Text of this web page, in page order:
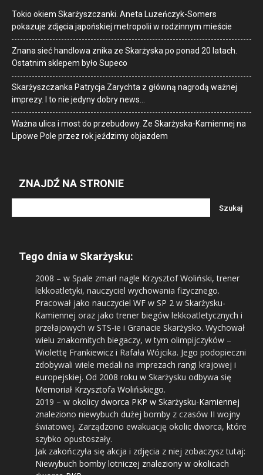
Tokio okiem Skarżyszczanki. Aneta Luzeńczyk-Somers
pokazuje zdjęcia japońskiej metropolii w rodzinnym mieście
Znana sieć handlowa znika ze Skarżyska po ponad 20 latach.
Ostatnim sklepem było Supeco
Skarżyszczanka Patrycja Zarychta z główną nagrodą ważnej
imprezy. I to nie jedyny dobry news…
Ważna ulica i most do przebudowy. Ze Skarżyska-Kamiennej na
Lipowe Pole przez rok jeździmy objazdem
ZNAJDŹ NA STRONIE
Tego dnia w Skarżysku:
2008 – w Spale zmarł nagle Krzysztof Woliński, trener
lekkoatletyki, nauczyciel wychowania fizycznego.
Pracował jako nauczyciel WF w SP 2 w Skarżysku-
Kamiennej oraz jako trener biegów lekkoatletycznych i
przełajowych w STS-ie i Granacie Skarżysko. Wychował
wielu znakomitych biegaczy, w tym olimpijczyków –
Wiolettę Frankiewicz i Rafała Wójcika. Jego podopieczni
zdobywali wiele medali na imprezach rangi krajowej i
europejskiej. Od 2008 roku w Skarżysku odbywa się
Memoriał Krzysztofa Wolińskiego.
2019 – w okolicy dworca PKP w Skarżysku-Kamiennej
znaleziono niewybuch dużej bomby z czasów II wojny
światowej. Zarządzono ewakuację okolic dworca, które
szybko opustoszały.
Jak zakończyła się akcja i zdjęcia z niej zobaczysz tutaj:
Niewybuch bomby lotniczej znaleziony w okolicach